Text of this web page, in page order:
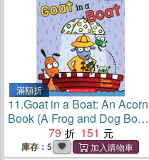
滿額折
11.Goat in a Boat: An Acorn
Book (A Frog and Dog Book
79 151
庫存：5